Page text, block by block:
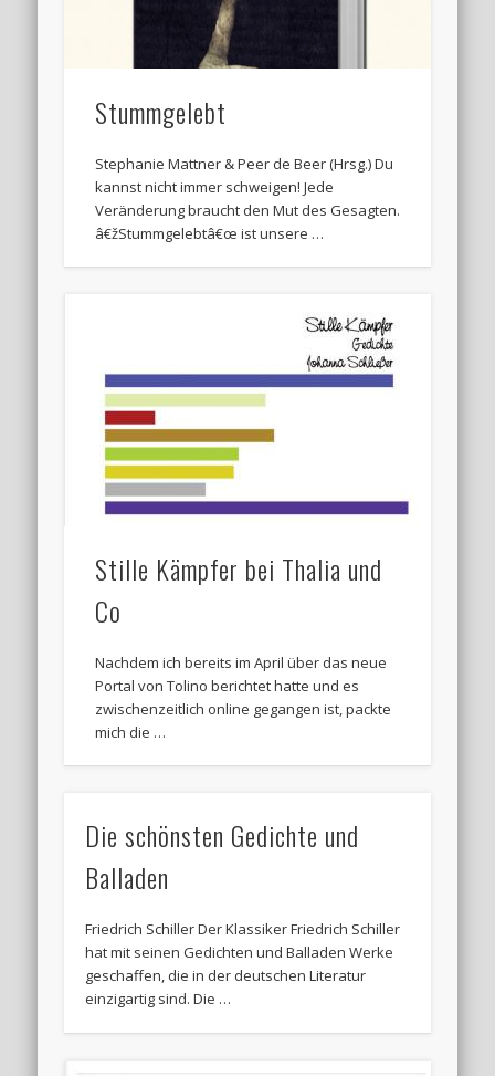
Stummgelebt
Stephanie Mattner & Peer de Beer (Hrsg.) Du
kannst nicht immer schweigen! Jede
Veränderung braucht den Mut des Gesagten.
â€žStummgelebtâ€œ ist unsere …
Stille Kämpfer bei Thalia und
Co
Nachdem ich bereits im April über das neue
Portal von Tolino berichtet hatte und es
zwischenzeitlich online gegangen ist, packte
mich die …
Die schönsten Gedichte und
Balladen
Friedrich Schiller Der Klassiker Friedrich Schiller
hat mit seinen Gedichten und Balladen Werke
geschaffen, die in der deutschen Literatur
einzigartig sind. Die …